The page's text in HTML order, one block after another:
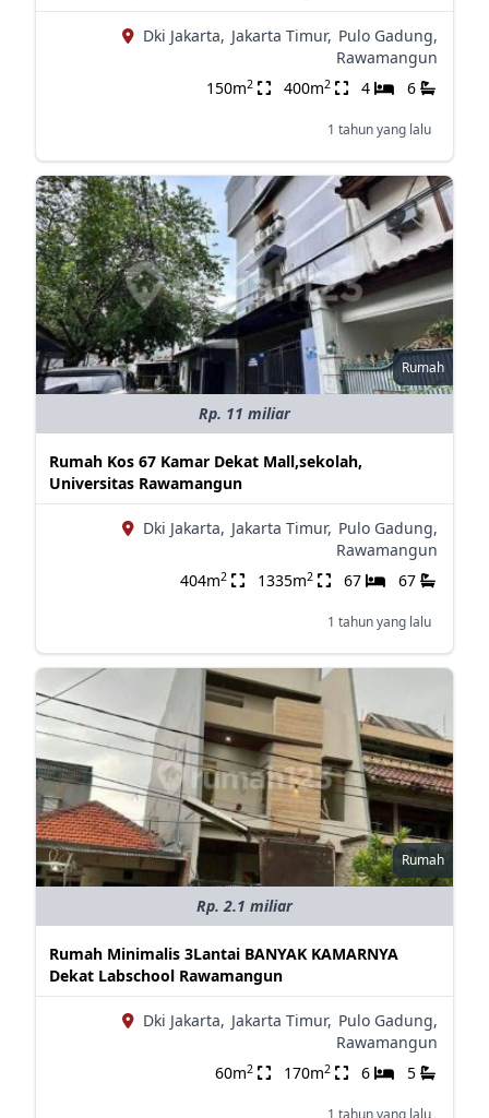
Dki Jakarta, Jakarta Timur, Pulo Gadung,
Rawamangun
150m2 400m2 4 6
1 tahun yang lalu
Rumah
Rp. 11 miliar
Rumah Kos 67 Kamar Dekat Mall,sekolah,
Universitas Rawamangun
Dki Jakarta, Jakarta Timur, Pulo Gadung,
Rawamangun
404m2 1335m2 67 67
1 tahun yang lalu
Rumah
Rp. 2.1 miliar
Rumah Minimalis 3Lantai BANYAK KAMARNYA
Dekat Labschool Rawamangun
Dki Jakarta, Jakarta Timur, Pulo Gadung,
Rawamangun
60m2 170m2 6 5
1 tahun yang lalu